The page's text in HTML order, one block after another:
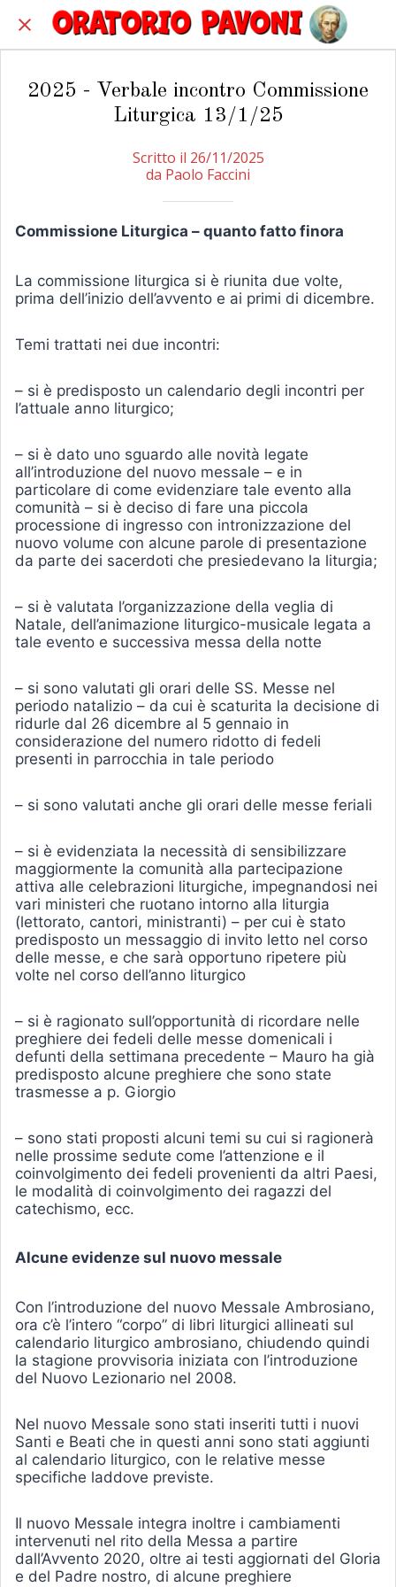
2025 - Verbale incontro Commissione
Liturgica 13/1/25
Scritto il 26/11/2025
da Paolo Faccini
Commissione Liturgica – quanto fatto finora
La commissione liturgica si è riunita due volte,
prima dell’inizio dell’avvento e ai primi di dicembre.
Temi trattati nei due incontri:
– si è predisposto un calendario degli incontri per
l’attuale anno liturgico;
– si è dato uno sguardo alle novità legate
all’introduzione del nuovo messale – e in
particolare di come evidenziare tale evento alla
comunità – si è deciso di fare una piccola
processione di ingresso con intronizzazione del
nuovo volume con alcune parole di presentazione
da parte dei sacerdoti che presiedevano la liturgia;
– si è valutata l’organizzazione della veglia di
Natale, dell’animazione liturgico-musicale legata a
tale evento e successiva messa della notte
– si sono valutati gli orari delle SS. Messe nel
periodo natalizio – da cui è scaturita la decisione di
ridurle dal 26 dicembre al 5 gennaio in
considerazione del numero ridotto di fedeli
presenti in parrocchia in tale periodo
– si sono valutati anche gli orari delle messe feriali
– si è evidenziata la necessità di sensibilizzare
maggiormente la comunità alla partecipazione
attiva alle celebrazioni liturgiche, impegnandosi nei
vari ministeri che ruotano intorno alla liturgia
(lettorato, cantori, ministranti) – per cui è stato
predisposto un messaggio di invito letto nel corso
delle messe, e che sarà opportuno ripetere più
volte nel corso dell’anno liturgico
– si è ragionato sull’opportunità di ricordare nelle
preghiere dei fedeli delle messe domenicali i
defunti della settimana precedente – Mauro ha già
predisposto alcune preghiere che sono state
trasmesse a p. Giorgio
– sono stati proposti alcuni temi su cui si ragionerà
nelle prossime sedute come l’attenzione e il
coinvolgimento dei fedeli provenienti da altri Paesi,
le modalità di coinvolgimento dei ragazzi del
catechismo, ecc.
Alcune evidenze sul nuovo messale
Con l’introduzione del nuovo Messale Ambrosiano,
ora c’è l’intero “corpo” di libri liturgici allineati sul
calendario liturgico ambrosiano, chiudendo quindi
la stagione provvisoria iniziata con l’introduzione
del Nuovo Lezionario nel 2008.
Nel nuovo Messale sono stati inseriti tutti i nuovi
Santi e Beati che in questi anni sono stati aggiunti
al calendario liturgico, con le relative messe
specifiche laddove previste.
Il nuovo Messale integra inoltre i cambiamenti
intervenuti nel rito della Messa a partire
dall’Avvento 2020, oltre ai testi aggiornati del Gloria
e del Padre nostro, di alcune preghiere